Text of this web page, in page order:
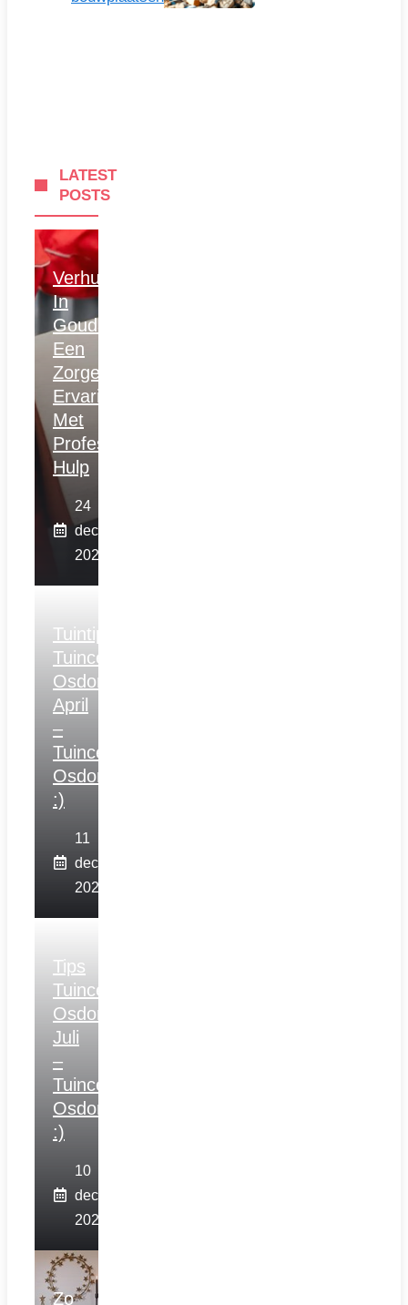
LATEST
POSTS
Verhuizen
In
Gouda:
Een
Zorgeloze
Ervaring
Met
Professionele
Hulp
24
december
2025
Tuintips
Tuincentrum
Osdorp
April
–
Tuincentrum
Osdorp
:)
11
december
2025
Tips
Tuincentrum
Osdorp
Juli
–
Tuincentrum
Osdorp
:)
10
december
2025
Zo